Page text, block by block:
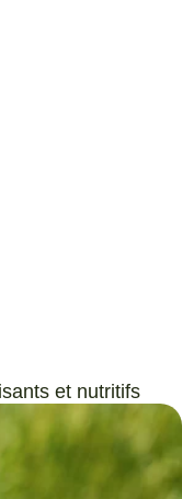
et nutritifs